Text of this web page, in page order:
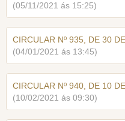
(05/11/2021 ás 15:25)
CIRCULAR Nº 935, DE 30
(04/01/2021 ás 13:45)
CIRCULAR Nº 940, DE 10
(10/02/2021 ás 09:30)